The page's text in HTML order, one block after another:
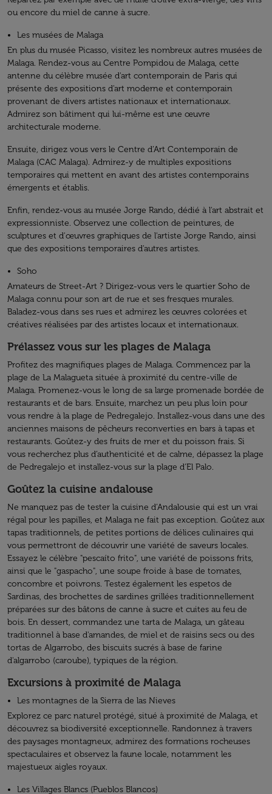
ou encore du miel de canne à sucre.
Les musées de Malaga
En plus du musée Picasso, visitez les nombreux autres musées de
Malaga. Rendez-vous au Centre Pompidou de Malaga, cette
antenne du célèbre musée d'art contemporain de Paris qui
présente des expositions d'art moderne et contemporain
provenant de divers artistes nationaux et internationaux.
Admirez son bâtiment qui lui-même est une œuvre
architecturale moderne.
Ensuite, dirigez vous vers le Centre d’Art Contemporain de
Malaga (CAC Malaga). Admirez-y de multiples expositions
temporaires qui mettent en avant des artistes contemporains
émergents et établis.
Enfin, rendez-vous au musée Jorge Rando, dédié à l'art abstrait et
expressionniste. Observez une collection de peintures, de
sculptures et d'œuvres graphiques de l'artiste Jorge Rando, ainsi
que des expositions temporaires d'autres artistes.
Soho
Amateurs de Street-Art ? Dirigez-vous vers le quartier Soho de
Malaga connu pour son art de rue et ses fresques murales.
Baladez-vous dans ses rues et admirez les œuvres colorées et
créatives réalisées par des artistes locaux et internationaux.
Prélassez vous sur les plages de Malaga
Profitez des magnifiques plages de Malaga. Commencez par la
plage de La Malagueta située à proximité du centre-ville de
Malaga. Promenez-vous le long de sa large promenade bordée de
restaurants et de bars. Ensuite, marchez un peu plus loin pour
vous rendre à la plage de Pedregalejo. Installez-vous dans une des
anciennes maisons de pêcheurs reconverties en bars à tapas et
restaurants. Goûtez-y des fruits de mer et du poisson frais. Si
vous recherchez plus d’authenticité et de calme, dépassez la plage
de Pedregalejo et installez-vous sur la plage d’El Palo.
Goûtez la cuisine andalouse
Ne manquez pas de tester la cuisine d’Andalousie qui est un vrai
régal pour les papilles, et Malaga ne fait pas exception. Goûtez aux
tapas traditionnels, de petites portions de délices culinaires qui
vous permettront de découvrir une variété de saveurs locales.
Essayez le célèbre "pescaíto frito", une variété de poissons frits,
ainsi que le "gaspacho", une soupe froide à base de tomates,
concombre et poivrons. Testez également les espetos de
Sardinas, des brochettes de sardines grillées traditionnellement
préparées sur des bâtons de canne à sucre et cuites au feu de
bois. En dessert, commandez une tarta de Malaga, un gâteau
traditionnel à base d'amandes, de miel et de raisins secs ou des
tortas de Algarrobo, des biscuits sucrés à base de farine
d'algarrobo (caroube), typiques de la région.
Excursions à proximité de Malaga
Les montagnes de la Sierra de las Nieves
Explorez ce parc naturel protégé, situé à proximité de Malaga, et
découvrez sa biodiversité exceptionnelle. Randonnez à travers
des paysages montagneux, admirez des formations rocheuses
spectaculaires et observez la faune locale, notamment les
majestueux aigles royaux.
Les Villages Blancs (Pueblos Blancos)